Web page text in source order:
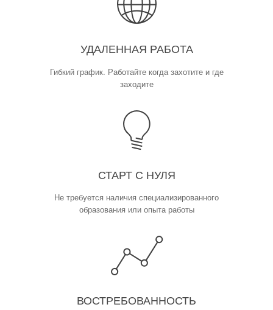
УДАЛЕННАЯ РАБОТА
Гибкий график. Работайте когда захотите и где
заходите
СТАРТ С НУЛЯ
Не требуется наличия специализированного
образования или опыта работы
ВОСТРЕБОВАННОСТЬ